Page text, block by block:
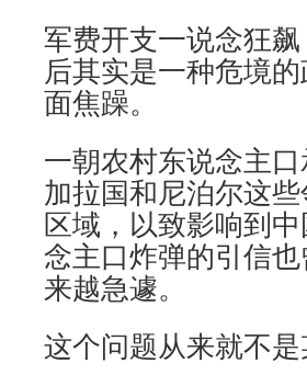
军费开支一说念狂
后其实是一种危境
面焦躁。
一朝农村东说念主
加拉国和尼泊尔这
区域，以致影响到
念主口炸弹的引信
来越急遽。
这个问题从来就不